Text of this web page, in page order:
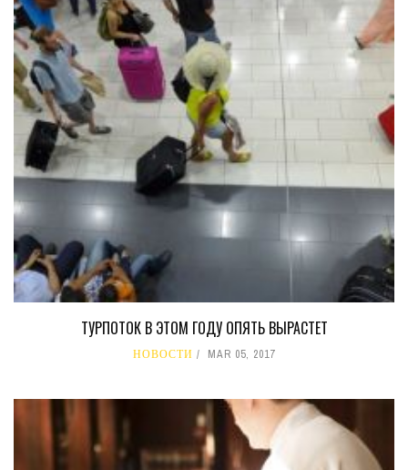
ТУРПОТОК В ЭТОМ ГОДУ ОПЯТЬ ВЫРАСТЕТ
НОВОСТИ MAR 05, 2017